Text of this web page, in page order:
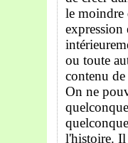
le moindre
expression
ou toute
contenu
On ne
l'histoire. Il